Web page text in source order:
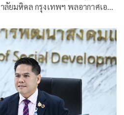
ยมหิดล กรุงเทพฯ พลอากาศเอก
เรื่อง